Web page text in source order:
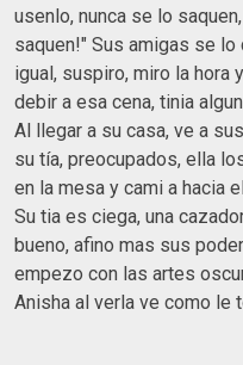
usenlo, nunca se lo
saquen!" Sus amigas se
igual, suspiro, miro la hora
debir a esa cena, tinia
Al llegar a su casa, ve a
su tía, preocupados, ella
en la mesa y cami a hacia
Su tia es ciega, una
bueno, afino mas sus
empezo con las artes
Anisha al verla ve como le